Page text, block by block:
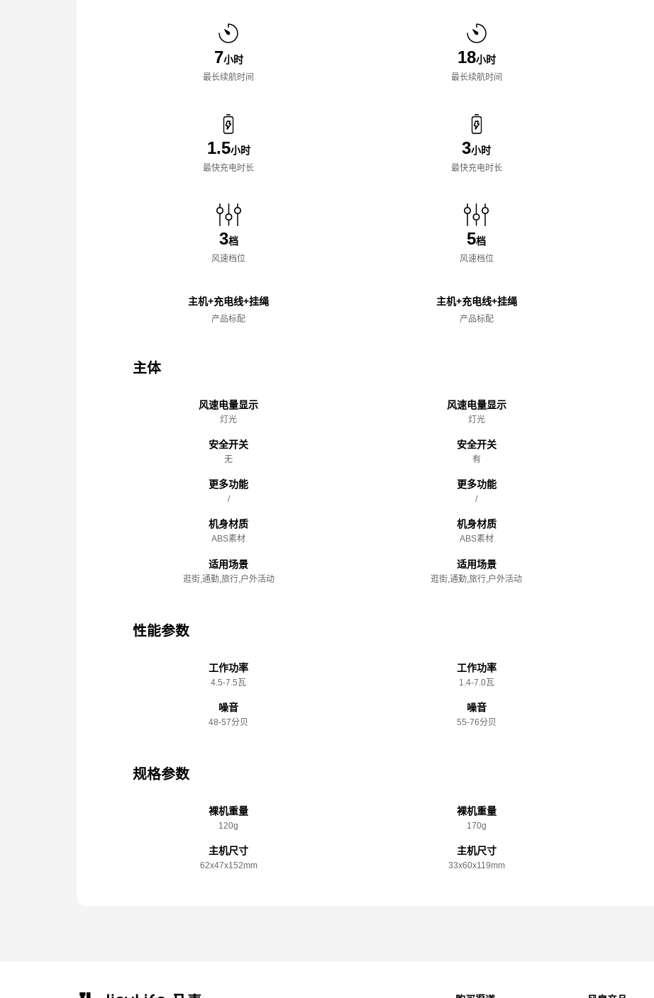
7小时
最长续航时间
1.5小时
最快充电时长
3档
风速档位
主机+充电线+挂绳
产品标配
主体
风速电量显示
灯光
安全开关
无
更多功能
/
机身材质
ABS素材
适用场景
逛街,通勤,旅行,户外活动
性能参数
工作功率
4.5-7.5瓦
噪音
48-57分贝
规格参数
裸机重量
120g
主机尺寸
62x️47x️152mm
18小时
最长续航时间
3小时
最快充电时长
5档
风速档位
主机+充电线+挂绳
产品标配
风速电量显示
灯光
安全开关
有
更多功能
/
机身材质
ABS素材
适用场景
逛街,通勤,旅行,户外活动
工作功率
1.4-7.0瓦
噪音
55-76分贝
裸机重量
170g
主机尺寸
33x️60x️119mm